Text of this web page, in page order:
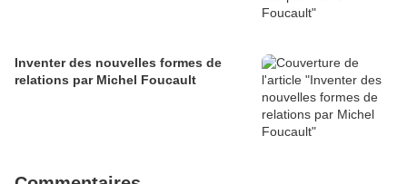
Inventer des nouvelles formes de
relations par Michel Foucault